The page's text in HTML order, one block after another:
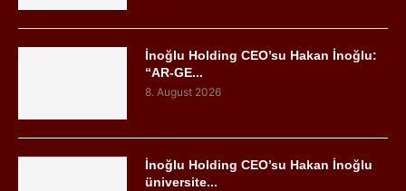
İnoğlu Holding CEO’su Hakan İnoğlu:
“AR-GE...
8. August 2026
İnoğlu Holding CEO’su Hakan İnoğlu
üniversite...